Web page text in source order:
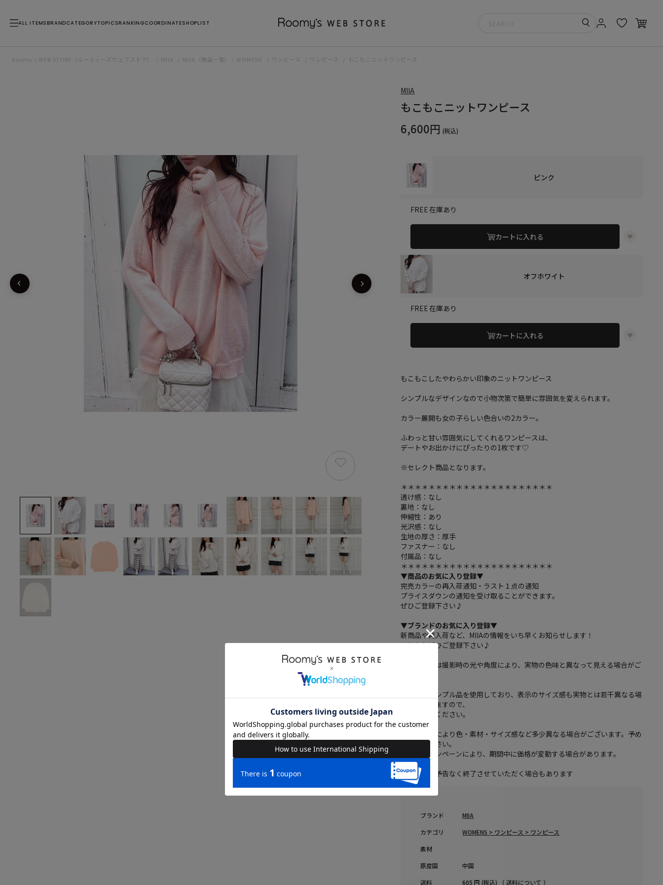
ALL ITEMS BRANDCATEGORYTOPICSRANKINGCOORDINATESHOPLIST
Roomy’s WEB STORE（ルーミィーズウェブストア） MIIA MIIA（商品一覧) WOMENS ワンピース ワンピース もこもこニットワンピース
MIIA
もこもこニットワンピース
6,600円 (税込)
ピンク
FREE在庫あり
カートに入れる
オフホワイト
FREE在庫あり
カートに入れる
もこもこしたやわらかい印象のニットワンピース
シンプルなデザインなので小物次第で簡単に雰囲気を変えられます。
カラー展開も女の子らしい色合いの2カラー。
ふわっと甘い雰囲気にしてくれるワンピースは、
デートやお出かけにぴったりの1枚です♡
※セレクト商品となります。
＊＊＊＊＊＊＊＊＊＊＊＊＊＊＊＊＊＊＊＊＊＊
透け感：なし
裏地：なし
伸縮性：あり
光沢感：なし
生地の厚さ：厚手
ファスナー：なし
付属品：なし
＊＊＊＊＊＊＊＊＊＊＊＊＊＊＊＊＊＊＊＊＊＊
▼商品のお気に入り登録▼
完売カラーの再入荷通知・ラスト１点の通知
プライスダウンの通知を受け取ることができます。
ぜひご登録下さい♪
▼ブランドのお気に入り登録▼
新商品や再入荷など、MIIAの情報をいち早くお知らせします！
こちらもぜひご登録下さい♪
※商品画像は撮影時の光や角度により、実物の色味と異なって見える場合がご
※撮影はサンプル品を使用しており、表示のサイズ感も実物とは若干異なる場
合もございますので、
予めご了承ください。
※生産時期により色・素材・サイズ感など多少異なる場合がございます。予め
ご了承ください。
※他のキャンペーンにより、期間中に価格が変動する場合があります。
※セールは予告なく終了させていただく場合もあります
ブランド
MIIA
カテゴリ
WOMENS > ワンピース > ワンピース
素材
原産国
中国
送料
605 円 (税込) （送料について ）